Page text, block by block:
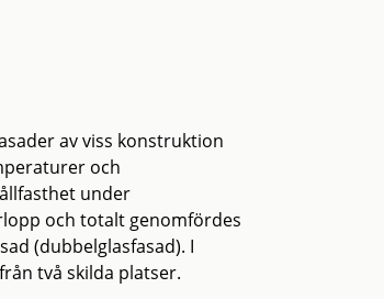
av viss konstruktion
och
under
och totalt genomfördes
(dubbelglasfasad). I
två skilda platser.